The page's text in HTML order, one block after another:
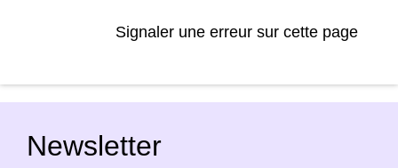
Signaler une erreur sur cette page
Newsletter